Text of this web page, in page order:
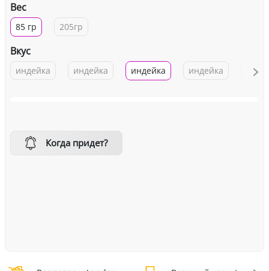
Вес
85 гр 205гр
Вкус
индейка индейка индейка индейка
Когда придет?